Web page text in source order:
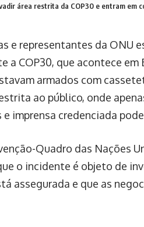
área restrita da COP30 e entram em
e representantes da ONU
COP30, que acontece em
armados com
ao público, onde
imprensa credenciada
Quadro das Nações
o incidente é objeto de
assegurada e que as